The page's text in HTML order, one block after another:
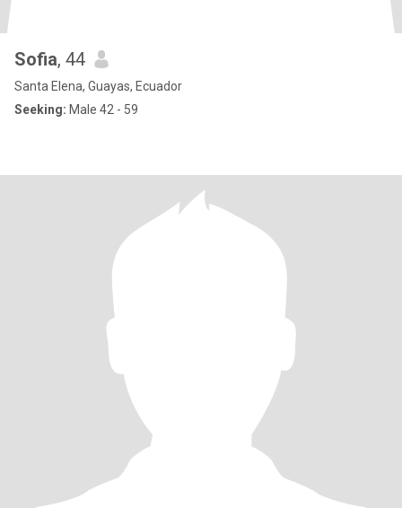
Sofia, 44
Santa Elena, Guayas, Ecuador
Seeking: Male 42 - 59